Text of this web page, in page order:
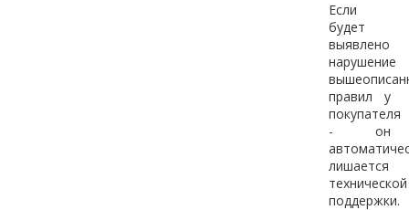
Если
будет
выявлено
нарушение
правил у
покупателя
- он
лишается
технической
поддержки.